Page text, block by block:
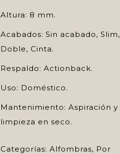
Altura: 8 mm.
Acabados: Sin acabado, Slim,
Doble, Cinta.
Respaldo: Actionback.
Uso: Doméstico.
Mantenimiento: Aspiración y
limpieza en seco.
Categorías: Alfombras, Por